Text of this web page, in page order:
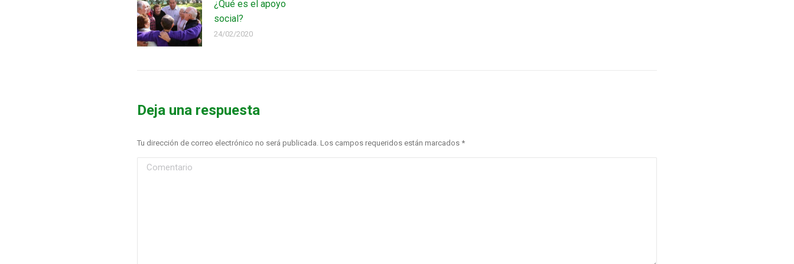
¿Qué es el apoyo
social?
24/02/2020
Deja una respuesta
Tu dirección de correo electrónico no será publicada. Los campos requeridos están marcados *
Comentario